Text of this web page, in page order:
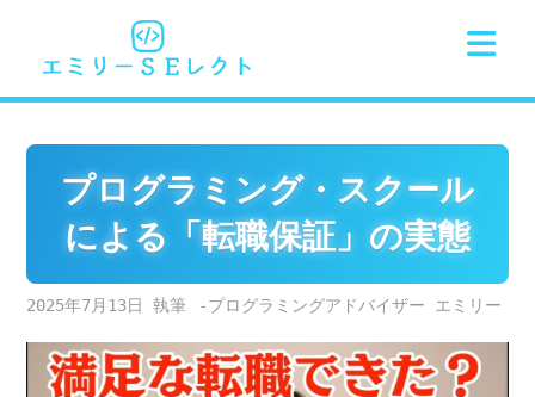
content
プログラミング・スクール
による「転職保証」の実態
2025年7月13日 -プログラミングアドバイザー エミリー